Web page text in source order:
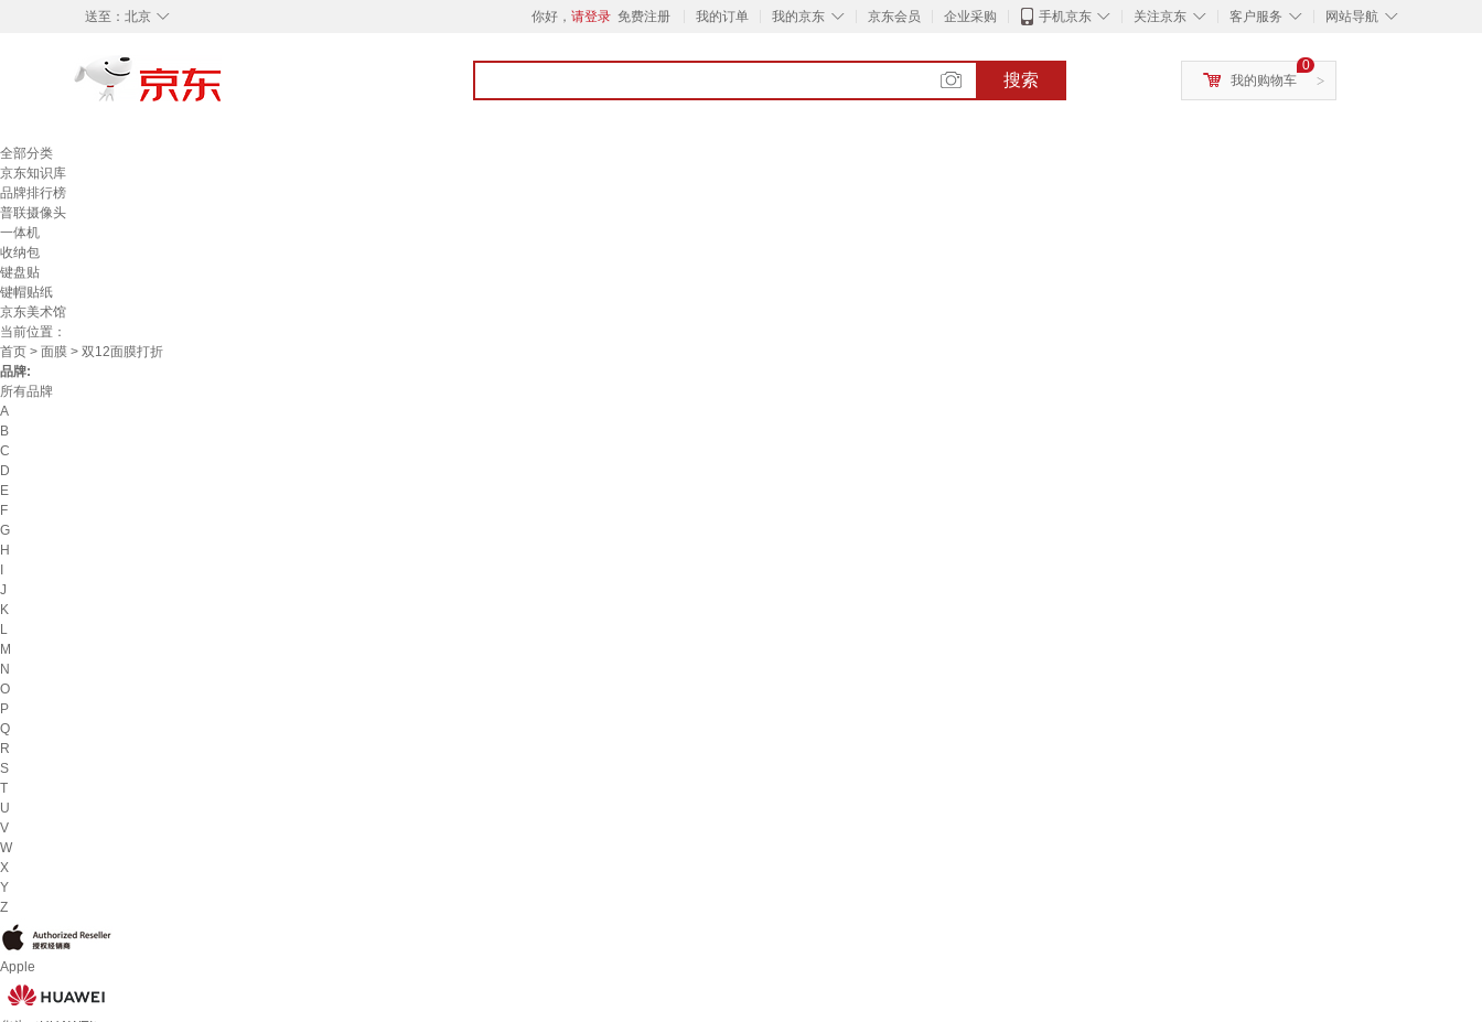
◇
送至： 北京 你好， 请登录 免费注册 我的订单 ◇
我的京东 京东会员 企业采购 ◇
手机京东 ◇
关注京东 ◇
客户服务 ◇
网站导航
搜索 >
0
我的购物车
全部分类
京东知识库
品牌排行榜
普联摄像头
一体机
收纳包
键盘贴
键帽贴纸
京东美术馆
当前位置：
首页 > 面膜 > 双12面膜打折
品牌:
所有品牌
A
B
C
D
E
F
G
H
J
K
L
M
N
O
P
Q
R
S
T
U
V
W
X
Y
Z
Apple